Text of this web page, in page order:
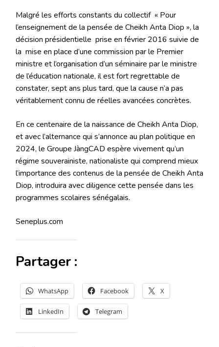
Malgré les efforts constants du collectif « Pour
l’enseignement de la pensée de Cheikh Anta Diop », la
décision présidentielle prise en février 2016 suivie de
la mise en place d’une commission par le Premier
ministre et l’organisation d’un séminaire par le ministre
de l’éducation nationale, il est fort regrettable de
constater, sept ans plus tard, que la cause n’a pas
véritablement connu de réelles avancées concrètes.
En ce centenaire de la naissance de Cheikh Anta Diop,
et avec l’alternance qui s’annonce au plan politique en
2024, le Groupe JàngCAD espère vivement qu’un
régime souverainiste, nationaliste qui comprend mieux
l’importance des contenus de la pensée de Cheikh Anta
Diop, introduira avec diligence cette pensée dans les
programmes scolaires sénégalais.
Seneplus.com
Partager :
WhatsApp Facebook X
LinkedIn Telegram